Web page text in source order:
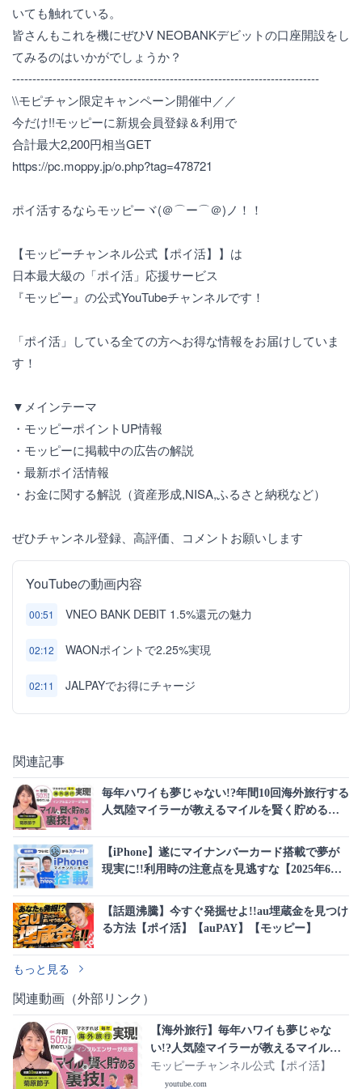
いても触れている。
皆さんもこれを機にぜひV NEOBANKデビットの口座開設をし
てみるのはいかがでしょうか？
----------------------------------------------------------------------------
\\モピチャン限定キャンペーン開催中／／
今だけ!!モッピーに新規会員登録＆利用で
合計最大2,200円相当GET
https://pc.moppy.jp/o.php?tag=478721
ポイ活するならモッピーヾ(＠⌒ー⌒＠)ノ！！
【モッピーチャンネル公式【ポイ活】】は
日本最大級の「ポイ活」応援サービス
『モッピー』の公式YouTubeチャンネルです！
「ポイ活」している全ての方へお得な情報をお届けしていま
す！
▼メインテーマ
・モッピーポイントUP情報
・モッピーに掲載中の広告の解説
・最新ポイ活情報
・お金に関する解説（資産形成,NISA,ふるさと納税など）
ぜひチャンネル登録、高評価、コメントお願いします
YouTubeの動画内容
00:51 VNEO BANK DEBIT 1.5%還元の魅力
02:12 WAONポイントで2.25%実現
02:11 JALPAYでお得にチャージ
関連記事
毎年ハワイも夢じゃない!?年間10回海外旅行する
人気陸マイラーが教えるマイルを賢く貯める裏
【iPhone】遂にマイナンバーカード搭載で夢が
現実に!!利用時の注意点を見逃すな【2025年6月
【話題沸騰】今すぐ発掘せよ!!au埋蔵金を見つけ
る方法【ポイ活】【auPAY】【モッピー】
もっと見る
関連動画（外部リンク）
【海外旅行】毎年ハワイも夢じゃな
い!?人気陸マイラーが教えるマイル
を“効率良く貯める”裏技【マネレク】
モッピーチャンネル公式【ポイ活】
youtube.com